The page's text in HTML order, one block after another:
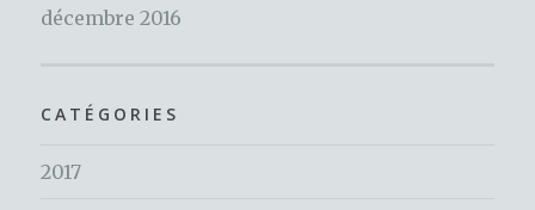
décembre 2016
CATÉGORIES
2017